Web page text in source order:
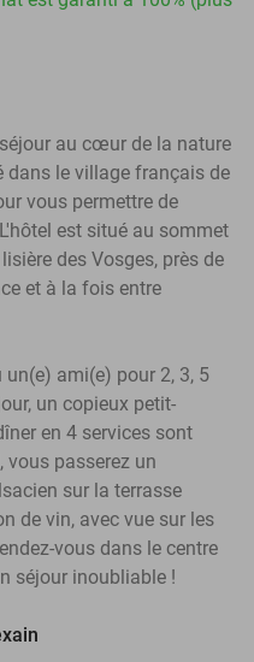
au cœur de la nature
dans le village français de
vous permettre de
est situé au sommet
des Vosges, près de
et à la fois entre
ami(e) pour 2, 3, 5
un copieux petit-
en 4 services sont
vous passerez un
sur la terrasse
de vin, avec vue sur les
vous dans le centre
séjour inoubliable !